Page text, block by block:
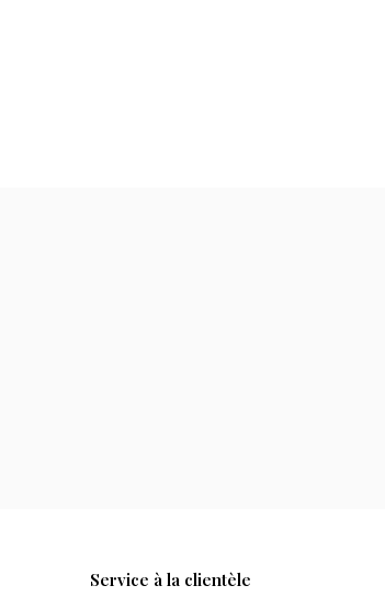
Service à la clientèle